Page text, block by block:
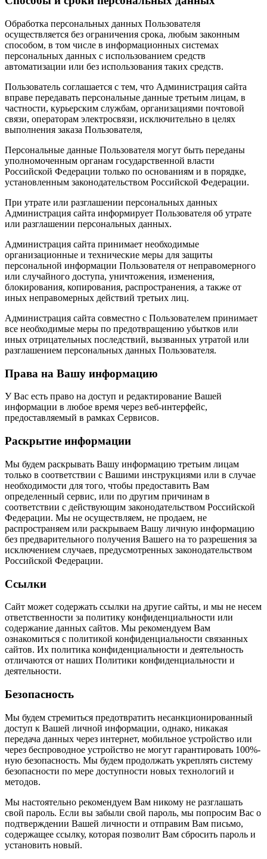
Обработка персональных данных Пользователя
осуществляется без ограничения срока, любым законным
способом, в том числе в информационных системах
персональных данных с использованием средств
автоматизации или без использования таких средств.
Пользователь соглашается с тем, что Администрация сайта
вправе передавать персональные данные третьим лицам, в
частности, курьерским службам, организациями почтовой
связи, операторам электросвязи, исключительно в целях
выполнения заказа Пользователя,
Персональные данные Пользователя могут быть переданы
уполномоченным органам государственной власти
Российской Федерации только по основаниям и в порядке,
установленным законодательством Российской Федерации.
При утрате или разглашении персональных данных
Администрация сайта информирует Пользователя об утрате
или разглашении персональных данных.
Администрация сайта принимает необходимые
организационные и технические меры для защиты
персональной информации Пользователя от неправомерного
или случайного доступа, уничтожения, изменения,
блокирования, копирования, распространения, а также от
иных неправомерных действий третьих лиц.
Администрация сайта совместно с Пользователем принимает
все необходимые меры по предотвращению убытков или
иных отрицательных последствий, вызванных утратой или
разглашением персональных данных Пользователя.
Права на Вашу информацию
У Вас есть право на доступ и редактирование Вашей
информации в любое время через веб-интерфейс,
предоставляемый в рамках Сервисов.
Раскрытие информации
Мы будем раскрывать Вашу информацию третьим лицам
только в соответствии с Вашими инструкциями или в случае
необходимости для того, чтобы предоставить Вам
определенный сервис, или по другим причинам в
соответствии с действующим законодательством Российской
Федерации. Мы не осуществляем, не продаем, не
распространяем или раскрываем Вашу личную информацию
без предварительного получения Вашего на то разрешения за
исключением случаев, предусмотренных законодательством
Российской Федерации.
Ссылки
Сайт может содержать ссылки на другие сайты, и мы не несем
ответственности за политику конфиденциальности или
содержание данных сайтов. Мы рекомендуем Вам
ознакомиться с политикой конфиденциальности связанных
сайтов. Их политика конфиденциальности и деятельность
отличаются от наших Политики конфиденциальности и
деятельности.
Безопасность
Мы будем стремиться предотвратить несанкционированный
доступ к Вашей личной информации, однако, никакая
передача данных через интернет, мобильное устройство или
через беспроводное устройство не могут гарантировать 100%-
ную безопасность. Мы будем продолжать укреплять систему
безопасности по мере доступности новых технологий и
методов.
Мы настоятельно рекомендуем Вам никому не разглашать
свой пароль. Если вы забыли свой пароль, мы попросим Вас о
подтверждении Вашей личности и отправим Вам письмо,
содержащее ссылку, которая позволит Вам сбросить пароль и
установить новый.